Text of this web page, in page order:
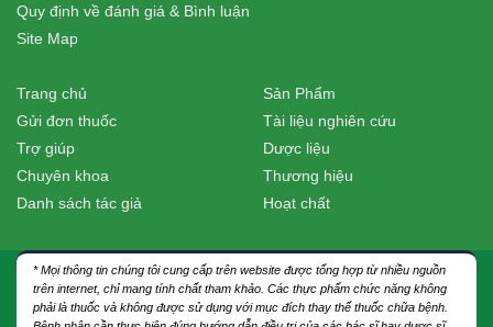
Quy định về đánh giá & Bình luận
Site Map
Trang chủ
Gửi đơn thuốc
Trợ giúp
Chuyên khoa
Danh sách tác giả
Sản Phẩm
Tài liệu nghiên cứu
Dược liệu
Thương hiệu
Hoạt chất
* Mọi thông tin chúng tôi cung cấp trên website được tổng hợp từ nhiều nguồn
trên internet, chỉ mang tính chất tham khảo. Các thực phẩm chức năng không
phải là thuốc và không được sử dụng với mục đích thay thế thuốc chữa bệnh.